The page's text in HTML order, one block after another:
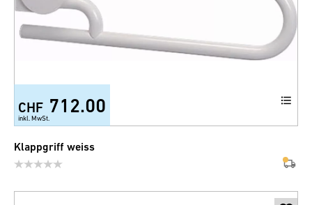
CHF 712.00
inkl. MwSt.
Klappgriff weiss